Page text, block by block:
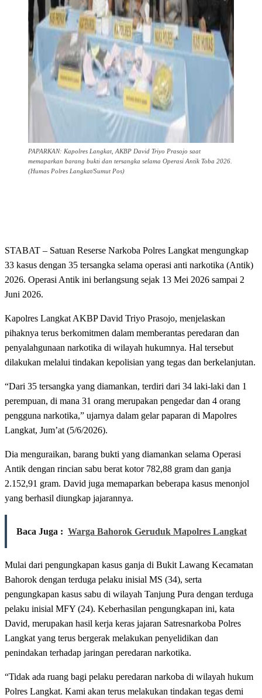
PAPARKAN: Kapolres Langkat, AKBP David Triyo Prasojo saat
memaparkan barang bukti dan tersangka selama Operasi Antik Toba 2026.
(Humas Polres Langkat/Sumut Pos)
STABAT – Satuan Reserse Narkoba Polres Langkat mengungkap
33 kasus dengan 35 tersangka selama operasi anti narkotika (Antik)
2026. Operasi Antik ini berlangsung sejak 13 Mei 2026 sampai 2
Juni 2026.
Kapolres Langkat AKBP David Triyo Prasojo, menjelaskan
pihaknya terus berkomitmen dalam memberantas peredaran dan
penyalahgunaan narkotika di wilayah hukumnya. Hal tersebut
dilakukan melalui tindakan kepolisian yang tegas dan berkelanjutan.
“Dari 35 tersangka yang diamankan, terdiri dari 34 laki-laki dan 1
perempuan, di mana 31 orang merupakan pengedar dan 4 orang
pengguna narkotika,” ujarnya dalam gelar paparan di Mapolres
Langkat, Jum’at (5/6/2026).
Dia menguraikan, barang bukti yang diamankan selama Operasi
Antik dengan rincian sabu berat kotor 782,88 gram dan ganja
2.152,91 gram. David juga memaparkan beberapa kasus menonjol
yang berhasil diungkap jajarannya.
Baca Juga : Warga Bahorok Geruduk Mapolres Langkat
Mulai dari pengungkapan kasus ganja di Bukit Lawang Kecamatan
Bahorok dengan terduga pelaku inisial MS (34), serta
pengungkapan kasus sabu di wilayah Tanjung Pura dengan terduga
pelaku inisial MFY (24). Keberhasilan pengungkapan ini, kata
David, merupakan hasil kerja keras jajaran Satresnarkoba Polres
Langkat yang terus bergerak melakukan penyelidikan dan
penindakan terhadap jaringan peredaran narkotika.
“Tidak ada ruang bagi pelaku peredaran narkoba di wilayah hukum
Polres Langkat. Kami akan terus melakukan tindakan tegas demi